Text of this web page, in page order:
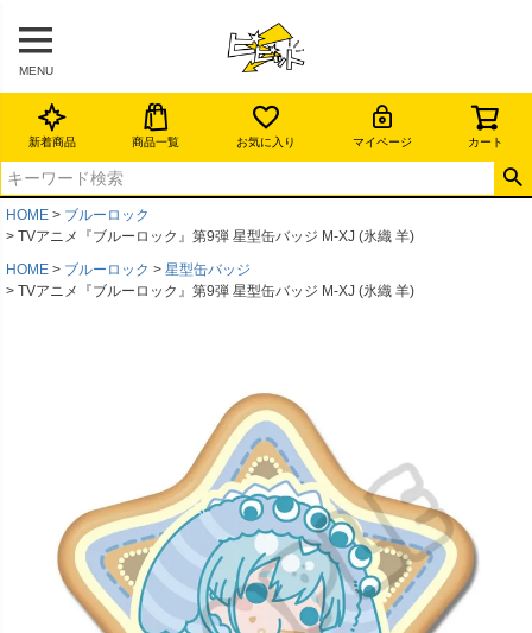
MENU
新着商品 商品一覧 お気に入り マイページ カート
HOME
ブルーロック
TVアニメ『ブルーロック』第9弾 星型缶バッジ M-XJ (氷織 羊)
HOME
ブルーロック
星型缶バッジ
TVアニメ『ブルーロック』第9弾 星型缶バッジ M-XJ (氷織 羊)